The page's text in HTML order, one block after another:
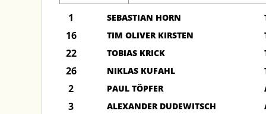
1 SEBASTIAN HORN
16 TIM OLIVER KIRSTEN
22 TOBIAS KRICK
26 NIKLAS KUFAHL
2 PAUL TÖPFER
3 ALEXANDER DUDEWITSCH